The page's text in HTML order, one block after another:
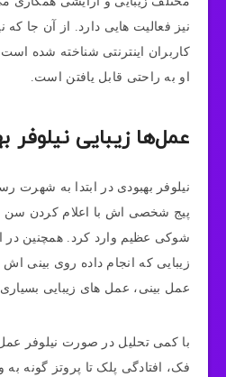
نیز فعالیت‌ هایی دارد. از آن جا که
کاربران اینترنتی شناخته شده
او به راحتی قابل یافتن است.
عمل‌ها زیبایی نیلوفر
نیلوفر بهبودی در ابتدا به شهرت
پیج شخصی‌ اش با اعلام کردن سن
شوکی عظیم وارد کرد. همچنین در
زیبایی که انجام داده روی بینی‌
عمل بینی، عمل‌ های زیبایی
با کمی تحلیل در صورت نیلوفر
فک، افتادگی پلک تا پروتز گونه